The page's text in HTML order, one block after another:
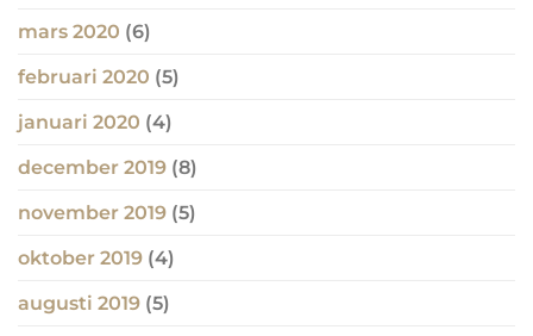
mars 2020 (6)
februari 2020 (5)
januari 2020 (4)
december 2019 (8)
november 2019 (5)
oktober 2019 (4)
augusti 2019 (5)